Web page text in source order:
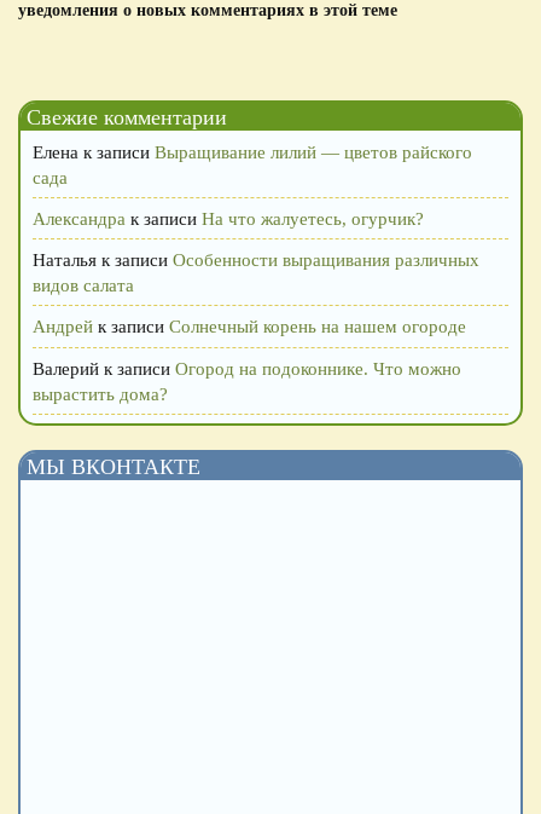
уведомления о новых комментариях в этой теме
Свежие комментарии
Елена к записи Выращивание лилий — цветов райского
сада
Александра к записи На что жалуетесь, огурчик?
Наталья к записи Особенности выращивания различных
видов салата
Андрей к записи Солнечный корень на нашем огороде
Валерий к записи Огород на подоконнике. Что можно
вырастить дома?
МЫ ВКОНТАКТЕ